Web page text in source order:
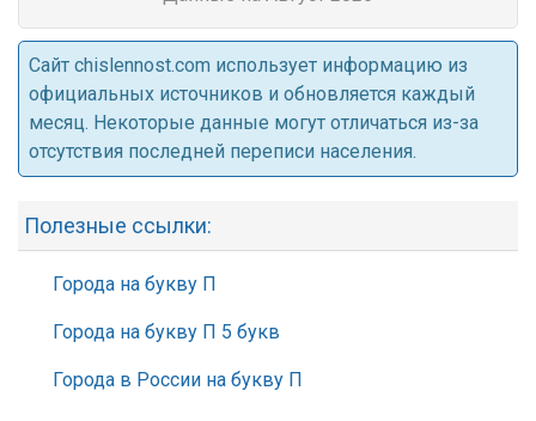
Cайт chislennost.com использует информацию из
официальных источников и обновляется каждый
месяц. Некоторые данные могут отличаться из-за
отсутствия последней переписи населения.
Полезные ссылки:
Города на букву П
Города на букву П 5 букв
Города в России на букву П